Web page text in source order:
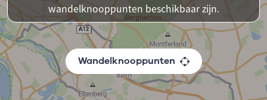
wandelknooppunten beschikbaar zijn.
Wandelknooppunten